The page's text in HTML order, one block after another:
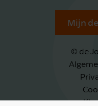
Mijn
© de